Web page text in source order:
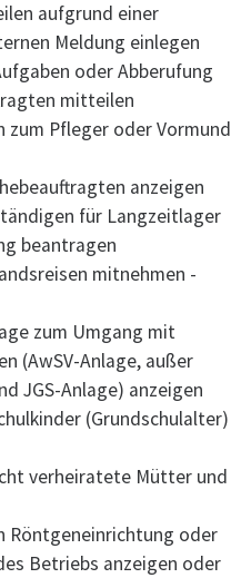
aufgrund einer
Meldung einlegen
oder Abberufung
mitteilen
Pfleger oder Vormund
anzeigen
für Langzeitlager
beantragen
mitnehmen -
zum Umgang mit
(AwSV-Anlage, außer
JGS-Anlage) anzeigen
(Grundschulalter)
verheiratete Mütter und
Röntgeneinrichtung oder
Betriebs anzeigen oder